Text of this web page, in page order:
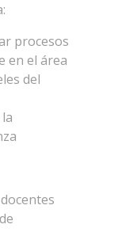
procesos
en el área
del